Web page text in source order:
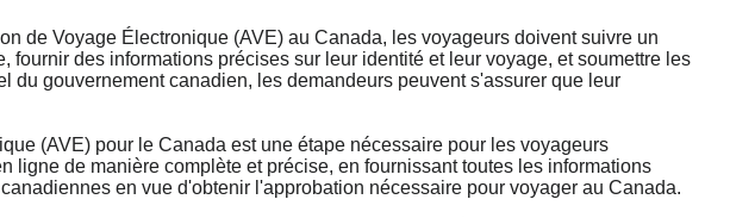
de Voyage Électronique (AVE) au Canada, les voyageurs doivent suivre un
des informations précises sur leur identité et leur voyage, et soumettre les
gouvernement canadien, les demandeurs peuvent s'assurer que leur
(AVE) pour le Canada est une étape nécessaire pour les voyageurs
de manière complète et précise, en fournissant toutes les informations
en vue d'obtenir l'approbation nécessaire pour voyager au Canada.